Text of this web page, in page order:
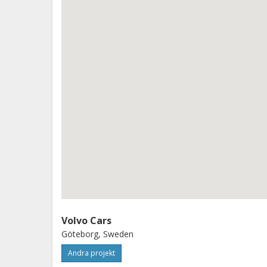
Volvo Cars
Göteborg, Sweden
Andra projekt